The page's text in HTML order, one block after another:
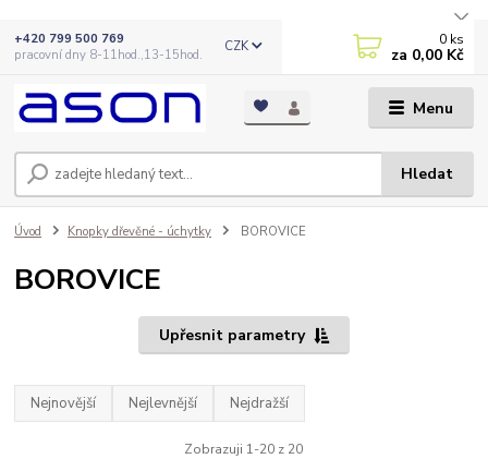
Menu
CZK
Hledat
+420 799 500 769
pracovní dny 8-11hod.,13-15hod.
0 ks
za 0,00 Kč
Úvod Knopky dřevěné - úchytky BOROVICE
BOROVICE
Upřesnit parametry
Nejnovější Nejlevnější Nejdražší
Zobrazuji 1-20 z 20